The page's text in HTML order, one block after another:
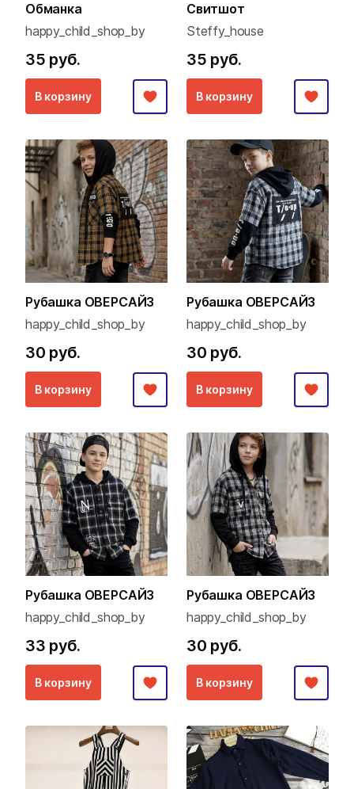
Обманка
happy_child_shop_by
35 руб.
В корзину
Свитшот
Steffy_house
35 руб.
В корзину
Рубашка ОВЕРСАЙЗ
happy_child_shop_by
30 руб.
В корзину
Рубашка ОВЕРСАЙЗ
happy_child_shop_by
30 руб.
В корзину
Рубашка ОВЕРСАЙЗ
happy_child_shop_by
33 руб.
В корзину
Рубашка ОВЕРСАЙЗ
happy_child_shop_by
30 руб.
В корзину